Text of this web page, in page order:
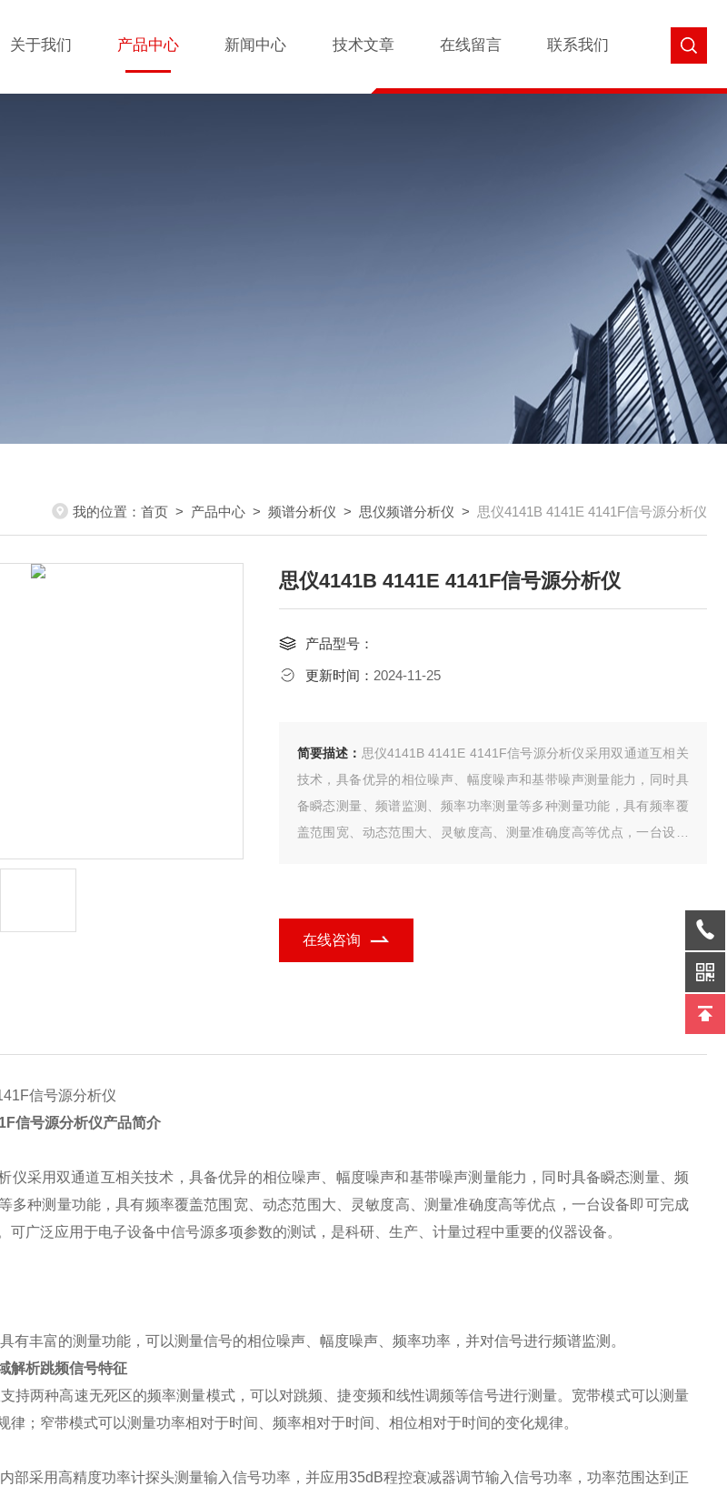
关于我们 产品中心 新闻中心 技术文章 在线留言 联系我们
我的位置： 首页 > 产品中心 > 频谱分析仪 > 思仪频谱分析仪 > 思仪4141B 4141E 4141F信号源分析仪
思仪4141B 4141E 4141F信号源分析仪
产品型号：
更新时间： 2024-11-25
简要描述： 思仪4141B 4141E 4141F信号源分析仪采用双通道互相关
技术，具备优异的相位噪声、幅度噪声和基带噪声测量能力，同时具
备瞬态测量、频谱监测、频率功率测量等多种测量功能，具有频率覆
盖范围宽、动态范围大、灵敏度高、测量准确度高等优点，一台设备
在线咨询
F信号源分析仪产品简介
仪采用双通道互相关技术，具备优异的相位噪声、幅度噪声和基带噪声测量能力，同时具备瞬态测量、频
多种测量功能，具有频率覆盖范围宽、动态范围大、灵敏度高、测量准确度高等优点，一台设备即可完成
可广泛应用于电子设备中信号源多项参数的测试，是科研、生产、计量过程中重要的仪器设备。
有丰富的测量功能，可以测量信号的相位噪声、幅度噪声、频率功率，并对信号进行频谱监测。
解析跳频信号特征
持两种高速无死区的频率测量模式，可以对跳频、捷变频和线性调频等信号进行测量。宽带模式可以测量
律；窄带模式可以测量功率相对于时间、频率相对于时间、相位相对于时间的变化规律。
部采用高精度功率计探头测量输入信号功率，并应用35dB程控衰减器调节输入信号功率，功率范围达到正